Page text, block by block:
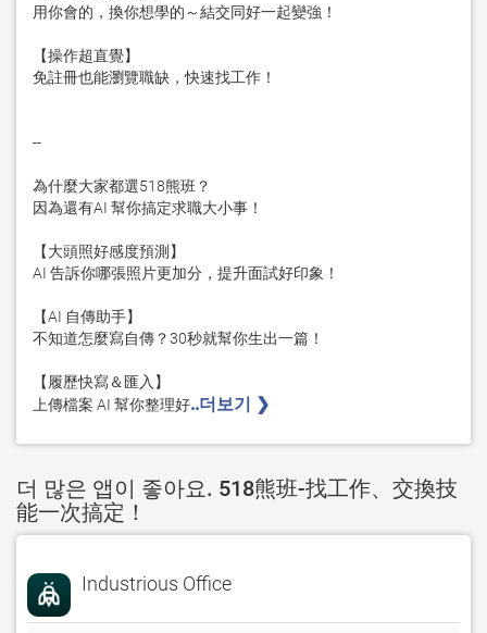
用你會的，換你想學的～結交同好一起變強！
【操作超直覺】
免註冊也能瀏覽職缺，快速找工作！
--
為什麼大家都選518熊班？
因為還有AI 幫你搞定求職大小事！
【大頭照好感度預測】
AI 告訴你哪張照片更加分，提升面試好印象！
【AI 自傳助手】
不知道怎麼寫自傳？30秒就幫你生出一篇！
【履歷快寫＆匯入】
上傳檔案 AI 幫你整理好..더보기 ❯
더 많은 앱이 좋아요. 518熊班-找工作、交換技
能一次搞定！
Industrious Office